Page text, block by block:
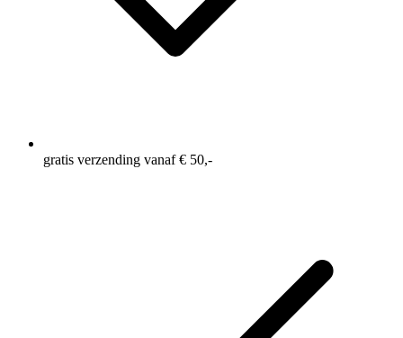
gratis verzending vanaf € 50,-